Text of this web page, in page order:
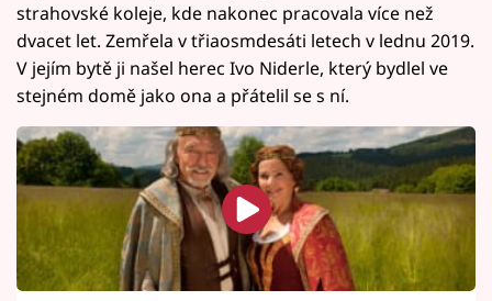
strahovské koleje, kde nakonec pracovala více než
dvacet let. Zemřela v třiaosmdesáti letech v lednu 2019.
V jejím bytě ji našel herec Ivo Niderle, který bydlel ve
stejném domě jako ona a přátelil se s ní.